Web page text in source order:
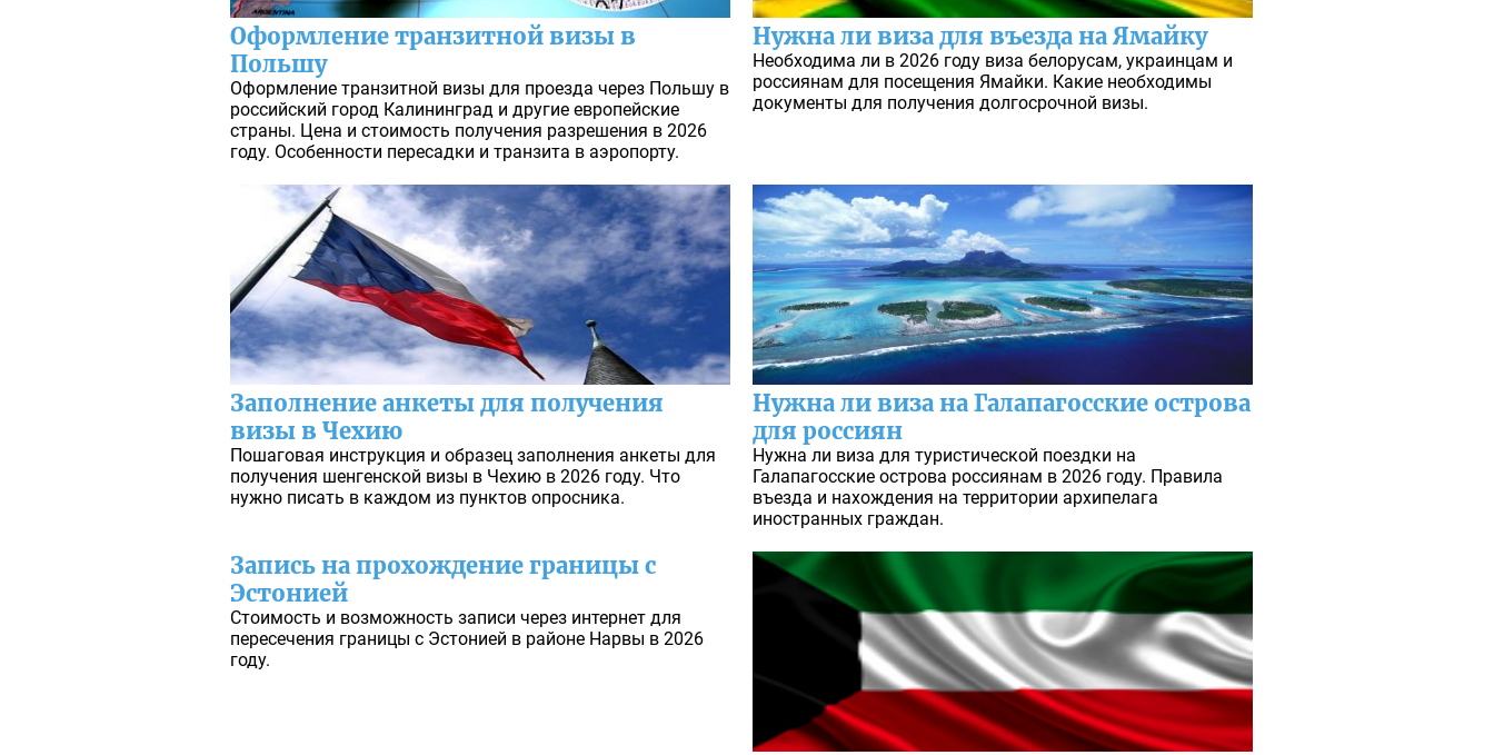
Оформление транзитной визы в
Польшу
Оформление транзитной визы для проезда через Польшу в
российский город Калининград и другие европейские
страны. Цена и стоимость получения разрешения в 2026
году. Особенности пересадки и транзита в аэропорту.
Нужна ли виза для въезда на Ямайку
Необходима ли в 2026 году виза белорусам, украинцам и
россиянам для посещения Ямайки. Какие необходимы
документы для получения долгосрочной визы.
Заполнение анкеты для получения
визы в Чехию
Пошаговая инструкция и образец заполнения анкеты для
получения шенгенской визы в Чехию в 2026 году. Что
нужно писать в каждом из пунктов опросника.
Нужна ли виза на Галапагосские острова
для россиян
Нужна ли виза для туристической поездки на
Галапагосские острова россиянам в 2026 году. Правила
въезда и нахождения на территории архипелага
иностранных граждан.
Запись на прохождение границы с
Эстонией
Стоимость и возможность записи через интернет для
пересечения границы с Эстонией в районе Нарвы в 2026
году.